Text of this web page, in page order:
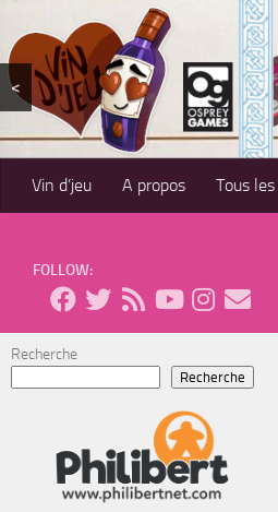
Skip to content
<
Vin d’jeu A propos Tous les
FOLLOW:
Recherche
Recherche